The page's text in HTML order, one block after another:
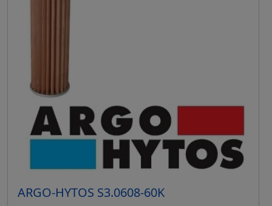
ARGO-HYTOS S3.0608-60K